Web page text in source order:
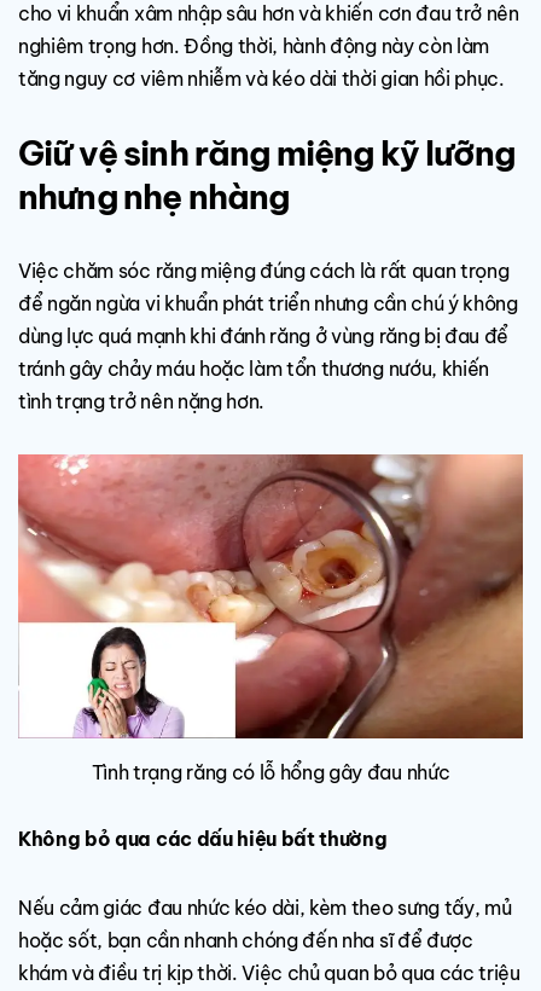
cho vi khuẩn xâm nhập sâu hơn và khiến cơn đau trở nên
nghiêm trọng hơn. Đồng thời, hành động này còn làm
tăng nguy cơ viêm nhiễm và kéo dài thời gian hồi phục.
Giữ vệ sinh răng miệng kỹ lưỡng
nhưng nhẹ nhàng
Việc chăm sóc răng miệng đúng cách là rất quan trọng
để ngăn ngừa vi khuẩn phát triển nhưng cần chú ý không
dùng lực quá mạnh khi đánh răng ở vùng răng bị đau để
tránh gây chảy máu hoặc làm tổn thương nướu, khiến
tình trạng trở nên nặng hơn.
Tình trạng răng có lỗ hổng gây đau nhức
Không bỏ qua các dấu hiệu bất thường
Nếu cảm giác đau nhức kéo dài, kèm theo sưng tấy, mủ
hoặc sốt, bạn cần nhanh chóng đến nha sĩ để được
khám và điều trị kịp thời. Việc chủ quan bỏ qua các triệu